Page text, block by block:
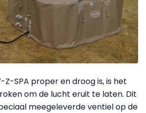
Z-SPA proper en droog is, is het
om de lucht eruit te laten. Dit
meegeleverde ventiel op de